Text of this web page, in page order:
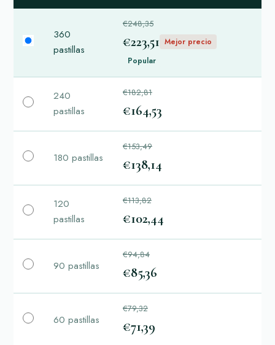
360
pastillas
€248,35
€223,51 Mejor precio
Popular
240
pastillas
€182,81
€164,53
180 pastillas
€153,49
€138,14
120
pastillas
€113,82
€102,44
90 pastillas
€94,84
€85,36
60 pastillas
€79,32
€71,39